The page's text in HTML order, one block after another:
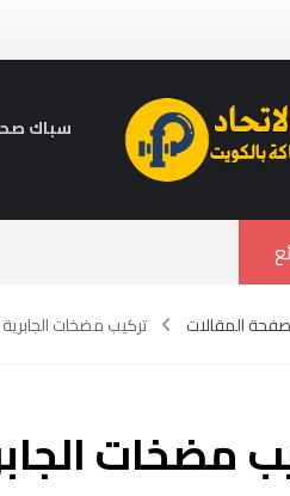
سباك صحي في
صفحة المقالات تركيب مضخات الجابرية
مضخات